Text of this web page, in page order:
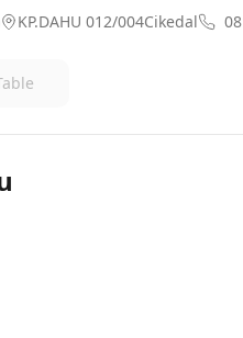
KP.DAHU 012/004Cikedal